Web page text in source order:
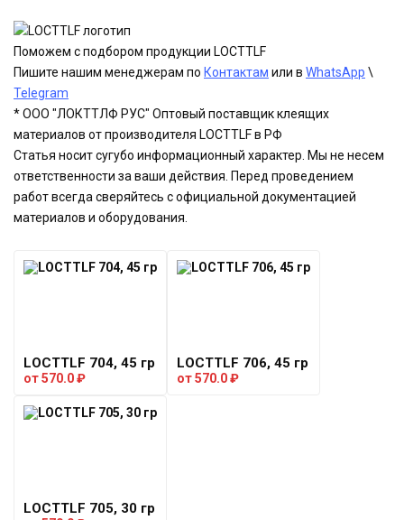
Поможем с подбором продукции LOCTTLF
Пишите нашим менеджерам по Контактам или в WhatsApp \
Telegram
* ООО "ЛОКТТЛФ РУС" Оптовый поставщик клеящих
материалов от производителя LOCTTLF в РФ
Статья носит сугубо информационный характер. Мы не несем
ответственности за ваши действия. Перед проведением
работ всегда сверяйтесь с официальной документацией
материалов и оборудования.
LOCTTLF 704, 45 гр
от570.0₽
LOCTTLF 706, 45 гр
от570.0₽
LOCTTLF 705, 30 гр